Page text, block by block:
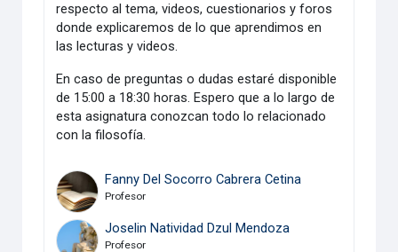
respecto al tema, videos, cuestionarios y foros
donde explicaremos de lo que aprendimos en
las lecturas y videos.
En caso de preguntas o dudas estaré disponible
de 15:00 a 18:30 horas. Espero que a lo largo de
esta asignatura conozcan todo lo relacionado
con la filosofía.
Fanny Del Socorro Cabrera Cetina
Profesor
Joselin Natividad Dzul Mendoza
Profesor